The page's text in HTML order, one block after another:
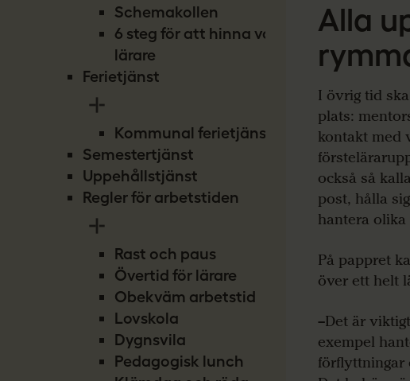
Schemakollen
6 steg för att hinna vara
lärare
Ferietjänst
Kommunal ferietjänst
Semestertjänst
Uppehållstjänst
Regler för arbetstiden
Rast och paus
Övertid för lärare
Obekväm arbetstid
Lovskola
Dygnsvila
Pedagogisk lunch
Alla
I övrig tid
plats:
kontakt med
också så
post, hålla
hantera
På pappret
över ett helt
–Det är
exempel
förflyttningar